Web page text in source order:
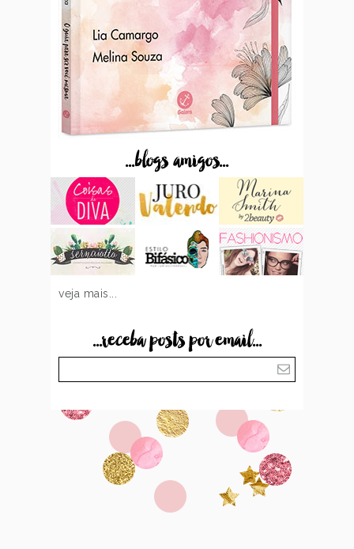
...blogs amigos...
veja mais...
...receba posts por email...